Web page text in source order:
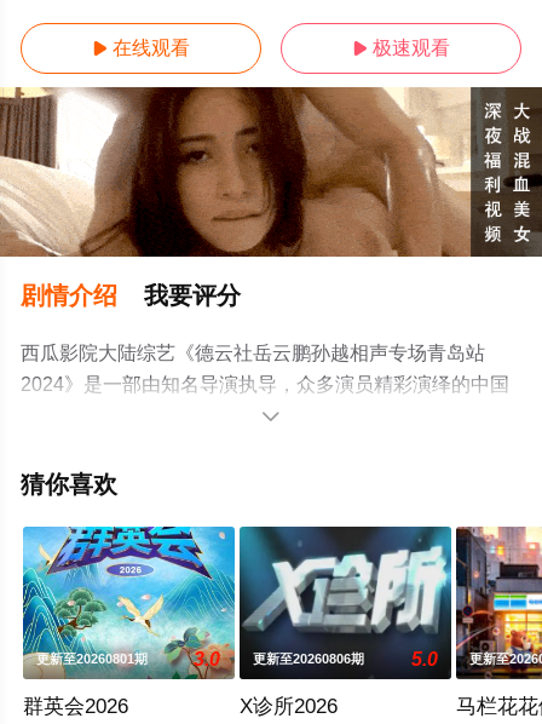
 在线观看  极速观看
剧情介绍 我要评分
西瓜影院大陆综艺《德云社岳云鹏孙越相声专场青岛站
2024》是一部由知名导演执导，众多演员精彩演绎的中国
大陆综艺节目，大结局剧情已揭晓（全7期），手机免费观
息可移步至豆瓣综艺、电视猫或剧情网等平台了解。

猜你喜欢
更新至20260801期 3.0
群英会2026
更新至20260806期 5.0
X诊所2026
更新至
马栏花